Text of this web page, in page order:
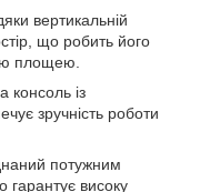
вертикальній
що робить його
площею.
консоль із
зручність роботи
потужним
високу